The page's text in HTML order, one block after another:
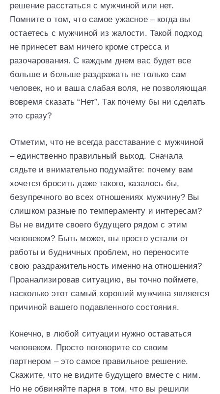
решение расстаться с мужчиной или нет.
Помните о том, что самое ужасное – когда вы
остаетесь с мужчиной из жалости. Такой подход
не принесет вам ничего кроме стресса и
разочарования. С каждым днем вас будет все
больше и больше раздражать не только сам
человек, но и ваша слабая воля, не позволяющая
вовремя сказать “Нет”. Так почему бы ни сделать
это сразу?
Отметим, что не всегда расставание с мужчиной
– единственно правильный выход. Сначала
сядьте и внимательно подумайте: почему вам
хочется бросить даже такого, казалось бы,
безупречного во всех отношениях мужчину? Вы
слишком разные по темпераменту и интересам?
Вы не видите своего будущего рядом с этим
человеком? Быть может, вы просто устали от
работы и будничных проблем, но переносите
свою раздражительность именно на отношения?
Проанализировав ситуацию, вы точно поймете,
насколько этот самый хороший мужчина является
причиной вашего подавленного состояния.
Конечно, в любой ситуации нужно оставаться
человеком. Просто поговорите со своим
партнером – это самое правильное решение.
Скажите, что не видите будущего вместе с ним.
Но не обвиняйте парня в том, что вы решили